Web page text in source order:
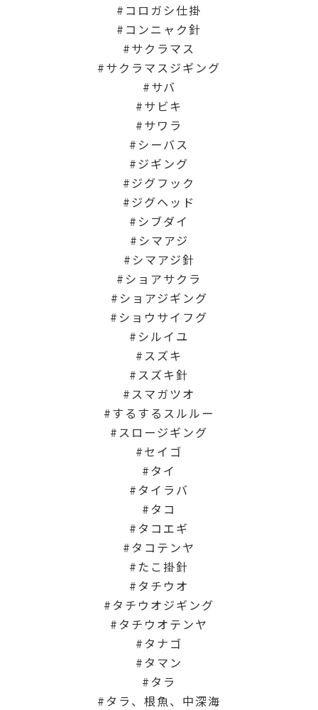
コロガシ仕掛
コンニャク針
サクラマス
サクラマスジギング
サバ
サビキ
サワラ
シーバス
ジギング
ジグフック
ジグヘッド
シブダイ
シマアジ
シマアジ針
ショアサクラ
ショアジギング
ショウサイフグ
シルイユ
スズキ
スズキ針
スマガツオ
するするスルルー
スロージギング
セイゴ
タイ
タイラバ
タコ
タコエギ
タコテンヤ
たこ掛針
タチウオ
タチウオジギング
タチウオテンヤ
タナゴ
タマン
タラ
タラ、根魚、中深海